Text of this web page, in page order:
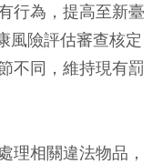
行為，提高至新臺
風險評估審查核定
不同，維持現有罰
理相關違法物品，